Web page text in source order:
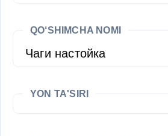
QO‘SHIMCHA NOMI
Чаги настойка
YON TA'SIRI